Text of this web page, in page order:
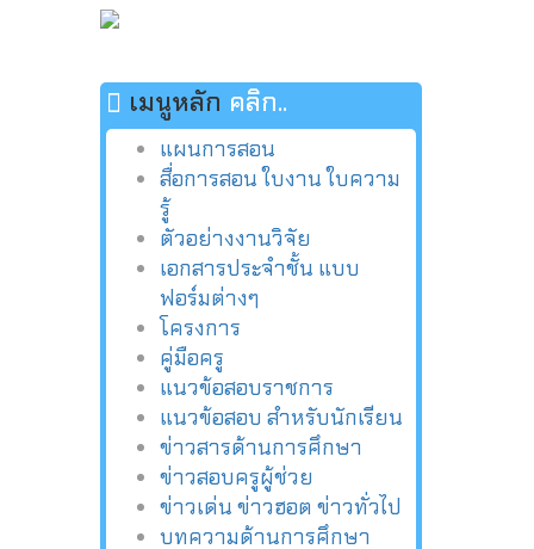
เมนูหลัก คลิก..
แผนการสอน
สื่อการสอน ใบงาน ใบความ
รู้
ตัวอย่างงานวิจัย
เอกสารประจำชั้น แบบ
ฟอร์มต่างๆ
โครงการ
คู่มือครู
แนวข้อสอบราชการ
แนวข้อสอบ สำหรับนักเรียน
ข่าวสารด้านการศึกษา
ข่าวสอบครูผู้ช่วย
ข่าวเด่น ข่าวฮอต ข่าวทั่วไป
บทความด้านการศึกษา